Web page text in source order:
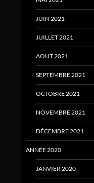
JUIN 2021
JUILLET 2021
AOUT 2021
SEPTEMBRE 2021
OCTOBRE 2021
NOVEMBRE 2021
DÉCEMBRE 2021
ANNÉE 2020
JANVIER 2020